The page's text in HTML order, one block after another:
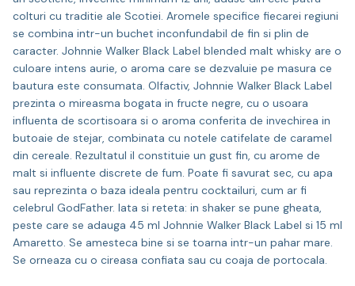
colturi cu traditie ale Scotiei. Aromele specifice fiecarei regiuni
se combina intr-un buchet inconfundabil de fin si plin de
caracter. Johnnie Walker Black Label blended malt whisky are o
culoare intens aurie, o aroma care se dezvaluie pe masura ce
bautura este consumata. Olfactiv, Johnnie Walker Black Label
prezinta o mireasma bogata in fructe negre, cu o usoara
influenta de scortisoara si o aroma conferita de invechirea in
butoaie de stejar, combinata cu notele catifelate de caramel
din cereale. Rezultatul il constituie un gust fin, cu arome de
malt si influente discrete de fum. Poate fi savurat sec, cu apa
sau reprezinta o baza ideala pentru cocktailuri, cum ar fi
celebrul GodFather. Iata si reteta: in shaker se pune gheata,
peste care se adauga 45 ml Johnnie Walker Black Label si 15 ml
Amaretto. Se amesteca bine si se toarna intr-un pahar mare.
Se orneaza cu o cireasa confiata sau cu coaja de portocala.